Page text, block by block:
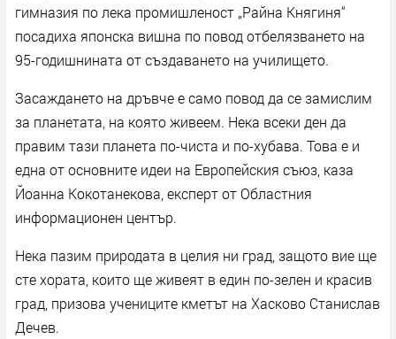
гимназия по лека промишленост „Райна Княгиня“
посадиха японска вишна по повод отбелязването на
95-годишнината от създаването на училището.
Засаждането на дръвче е само повод да се замислим
за планетата, на която живеем. Нека всеки ден да
правим тази планета по-чиста и по-хубава. Това е и
една от основните идеи на Европейския съюз, каза
Йоанна Кокотанекова, експерт от Областния
информационен център.
Нека пазим природата в целия ни град, защото вие ще
сте хората, които ще живеят в един по-зелен и красив
град, призова учениците кметът на Хасково Станислав
Дечев.